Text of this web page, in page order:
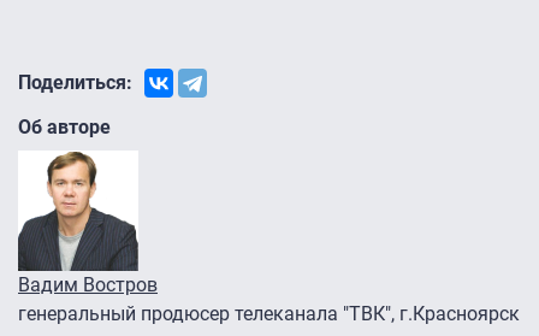
Поделиться:
Об авторе
Вадим Востров
генеральный продюсер телеканала "ТВК", г.Красноярск